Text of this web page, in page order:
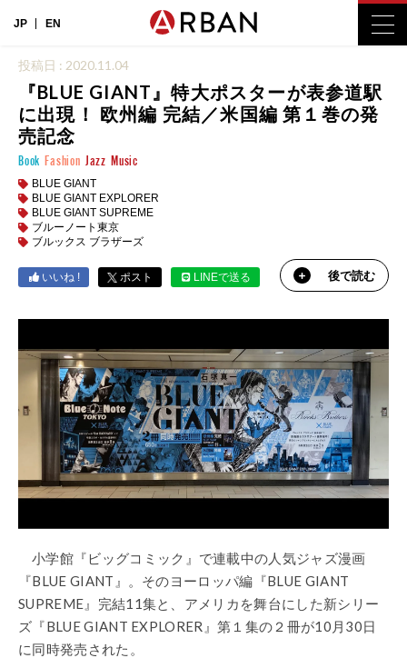
JP EN
投稿日 : 2020.11.04
『BLUE GIANT』特大ポスターが表参道駅
に出現！ 欧州編 完結／米国編 第１巻の発
売記念
Book Fashion Jazz Music
BLUE GIANT
BLUE GIANT EXPLORER
BLUE GIANT SUPREME
ブルーノート東京
ブルックス ブラザーズ
いいね ! ポスト LINEで送る 後で読む
小学館『ビッグコミック』で連載中の人気ジャズ漫画
『BLUE GIANT』。そのヨーロッパ編『BLUE GIANT
SUPREME』完結11集と、アメリカを舞台にした新シリー
ズ『BLUE GIANT EXPLORER』第１集の２冊が10月30日
に同時発売された。